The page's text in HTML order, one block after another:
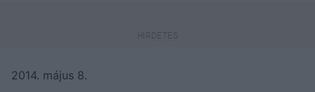
2014. május 8.